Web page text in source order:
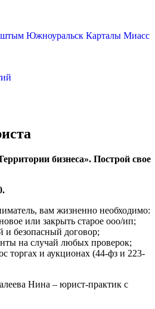
Южноуральск Карталы Миасс
бизнеса». Построй свое
вам жизненно необходимо:
или закрыть старое ооо/ип;
безопасный договор;
на случай любых проверок;
торгах и аукционах (44-фз и 223-
Нина – юрист-практик с